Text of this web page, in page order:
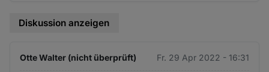
Diskussion anzeigen
Otte Walter (nicht überprüft) Fr. 29 Apr 2022 - 16:31